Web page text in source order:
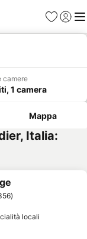
PreferitiAccedi
camere
1 camera
Mappa
Italia:
locali